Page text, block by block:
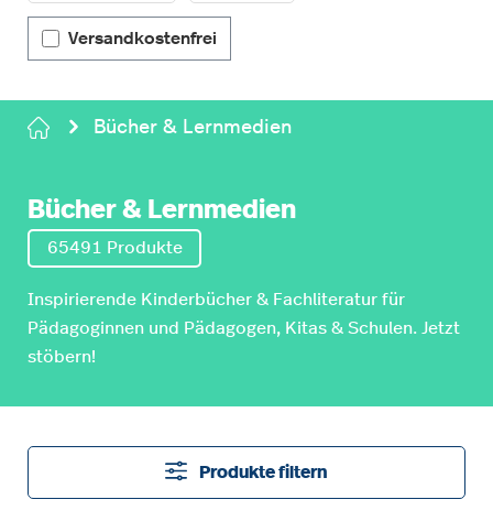
Filter hinzufügen: Versandkostenfrei
Versandkostenfrei
Bücher & Lernmedien
Bücher & Lernmedien
65491 Produkte
Inspirierende Kinderbücher & Fachliteratur für
Pädagoginnen und Pädagogen, Kitas & Schulen. Jetzt
stöbern!
Produkte filtern